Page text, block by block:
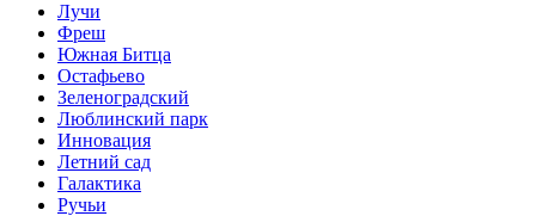
Лучи
Фреш
Южная Битца
Остафьево
Зеленоградский
Люблинский парк
Инновация
Летний сад
Галактика
Ручьи